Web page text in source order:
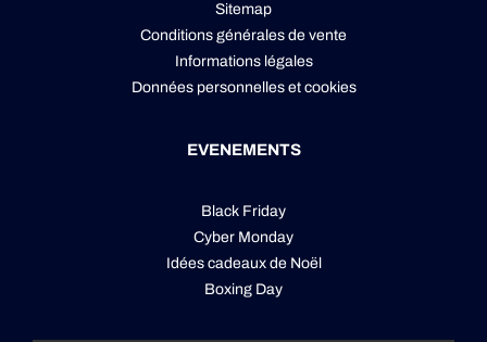
Sitemap
Conditions générales de vente
Informations légales
Données personnelleset cookies
EVENEMENTS
Black Friday
Cyber Monday
Idées cadeaux de Noël
Boxing Day